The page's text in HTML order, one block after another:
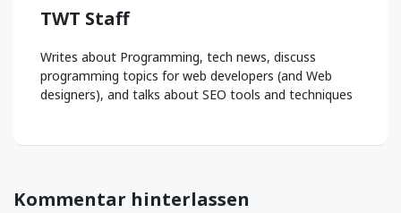
TWT Staff
Writes about Programming, tech news, discuss
programming topics for web developers (and Web
designers), and talks about SEO tools and techniques
Kommentar hinterlassen